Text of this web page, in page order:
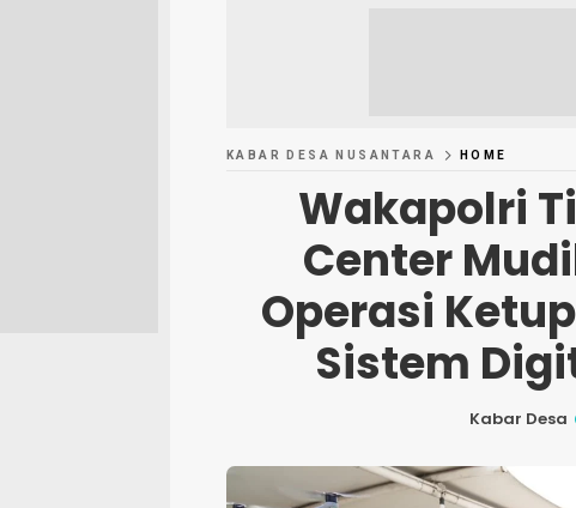
KABAR DESA NUSANTARA HOME
Wakapolri
Center
Operasi
Sistem
Kabar Desa